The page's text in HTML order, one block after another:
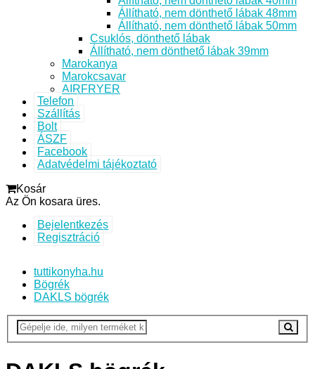
Állítható, nem dönthető lábak 48mm
Állítható, nem dönthető lábak 50mm
Csuklós, dönthető lábak
Állítható, nem dönthető lábak 39mm
Marokanya
Marokcsavar
AIRFRYER
Telefon
Szállítás
Bolt
ÁSZF
Facebook
Adatvédelmi tájékoztató
Kosár
Az Ön kosara üres.
Bejelentkezés
Regisztráció
tuttikonyha.hu
Bögrék
DAKLS bögrék